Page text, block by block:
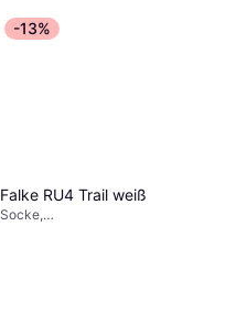
Feuchtigkeitsabweisend
-13%
Falke RU4 Trail weiß
Socke,